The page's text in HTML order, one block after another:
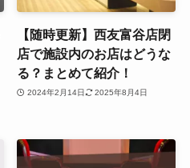
【随時更新】西友富谷店閉
店で施設内のお店はどうな
る？まとめて紹介！
2024年2月14日 2025年8月4日